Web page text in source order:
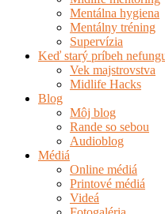
Mentálna hygiena
Mentálny tréning
Supervízia
Keď starý príbeh
Vek majstrovstva
Midlife Hacks
Blog
Môj blog
Rande so sebou
Audioblog
Médiá
Online médiá
Printové médiá
Videá